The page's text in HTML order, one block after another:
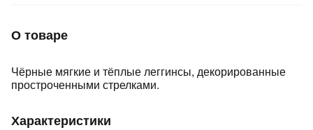
О товаре
Чёрные мягкие и тёплые леггинсы, декорированные
простроченными стрелками.
Характеристики